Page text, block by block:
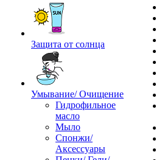
Защита от солнца
Умывание/ Очищение
Гидрофильное
масло
Мыло
Спонжи/
Аксессуары